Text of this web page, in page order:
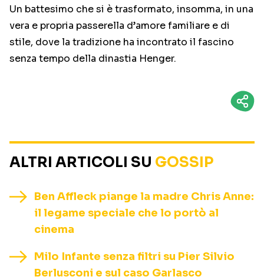
Un battesimo che si è trasformato, insomma, in una
vera e propria passerella d’amore familiare e di
stile, dove la tradizione ha incontrato il fascino
senza tempo della dinastia Henger.
ALTRI ARTICOLI SU GOSSIP
Ben Affleck piange la madre Chris Anne:
il legame speciale che lo portò al
cinema
Milo Infante senza filtri su Pier Silvio
Berlusconi e sul caso Garlasco